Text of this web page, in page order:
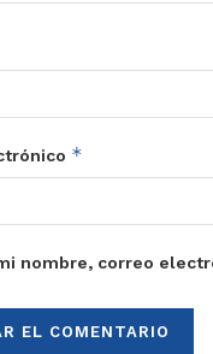
*
nombre, correo